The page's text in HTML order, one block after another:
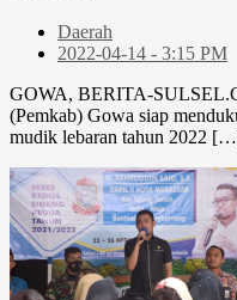
Daerah
2022-04-14 - 3:15 PM
GOWA, BERITA-
(Pemkab) Gowa siap
mudik lebaran tahun 2022